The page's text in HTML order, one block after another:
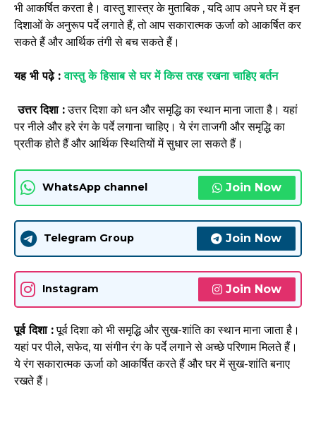
भी आकर्षित करता है। वास्तु शास्त्र के मुताबिक , यदि आप अपने घर में इन
दिशाओं के अनुरूप पर्दे लगाते हैं, तो आप सकारात्मक ऊर्जा को आकर्षित कर
सकते हैं और आर्थिक तंगी से बच सकते हैं।
यह भी पढ़े :वास्तु के हिसाब से घर में किस तरह रखना चाहिए बर्तन
उत्तर दिशा :उत्तर दिशा को धन और समृद्धि का स्थान माना जाता है। यहां
पर नीले और हरे रंग के पर्दे लगाना चाहिए। ये रंग ताजगी और समृद्धि का
प्रतीक होते हैं और आर्थिक स्थितियों में सुधार ला सकते हैं।
WhatsApp channel Join Now
Telegram Group Join Now
Instagram Join Now
पूर्व दिशा :पूर्व दिशा को भी समृद्धि और सुख-शांति का स्थान माना जाता है।
यहां पर पीले, सफेद, या संगीन रंग के पर्दे लगाने से अच्छे परिणाम मिलते हैं।
ये रंग सकारात्मक ऊर्जा को आकर्षित करते हैं और घर में सुख-शांति बनाए
रखते हैं।